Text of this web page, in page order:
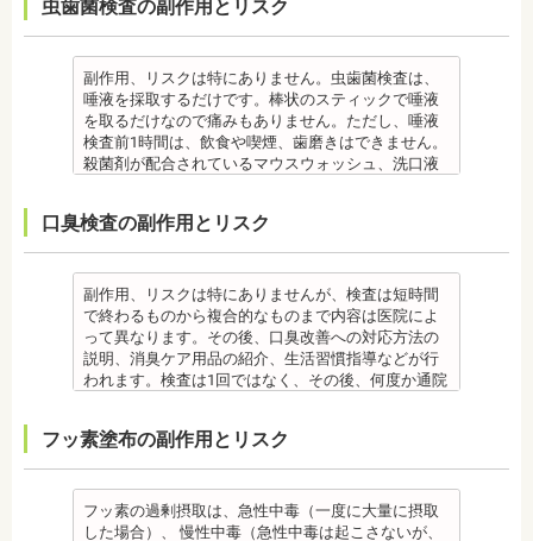
了まで治療できません。）
・虫歯や歯周炎が発生すると一旦、装置を取り外し
て歯科医院で治療をする場合もあります。
・患者様が、取り外しできる矯正装置や補助装置の
装着時間を守っていなかったり、定期的な来院がで
きなかったりした場合は、治療期間が延びる可能性
があります。
・特殊な噛み合わせ、骨の硬さ、歯のかたちの場合
癖が改善されない場合は、治療期間が延びることが
療」を終えて歯並びが改善されても、まだ歯が元の
位置に戻ろうとする傾向があるため、一定期間動か
した歯を正しい位置にとどめておく保定が必要で
す。歯の位置が安定するまでの保定期間には個人差
があるので、治療後も歯科医師の指示を守ってくだ
さい。
先生
日本大学歯学部口腔外科第２講座大学院卒業
歯学博士（口腔外科学）
を受診してください。
・個人差があり、かなりのストレスを受ける患者さ
んもいます。
・矯正中は、器具を装着するため、食べかすが詰ま
りやすく虫歯、歯周病を招きやすくなります。（矯
正器具をつけている箇所の虫歯治療は、基本的に矯
正終了まで治療できません。）
・虫歯や歯周炎が発生すると一旦、装置を取り外し
装着時間を守っていなかったり、定期的な来院がで
きなかった場合は、治療期間が延びる場合がありま
す。
・特殊な噛み合わせ、骨の硬さ、歯のかたちの場合
は、治療期間が長くなる場合があります。
・舌で歯を押す癖や、歯並びに悪影響をあたえる癖
が改善されない方は、治療期間が延びる場合があり
ます。
位置に戻ろうとする傾向があるため、一定期間動か
療後も歯科医師の指示を守ってください。
・矯正終了後に矯正箇所が元に戻る場合もありま
合、虫歯や歯周病の発生など、治療計画よりも治療
期間が長くなる場合があります。
・矯正治療では、歯肉が下がる場合（歯肉退縮）が
あります。特に切歯（せっし：上下前歯各4本）、歯
の凸凹が大きい患者様の場合、発症する事がありま
す。
・個人差により治療期間が数年かかることがありま
す。
なることもあります。
・装置が壊れることがあります。その際は歯科医院
を受診してください。
・個人差があり、かなりのストレスを受ける患者様
もいます。
・矯正中は、器具を装着するため、食べかすが詰ま
りやすく虫歯、歯周病を招きやすくなります。（矯
正器具をつけている箇所の虫歯治療は、基本的に矯
て歯科医院で治療をする場合もあります。
・患者様が、取り外しできる矯正装置や補助装置の
装着時間を守っていなかったり、定期的な来院がで
きなかった場合は、治療期間が延びる場合がありま
す。
きません。
単に取り除くことができますが、沈着したまま時間
が経過すると歯石になって歯周病を進行させてしま
います。歯科での歯石除去は、専門の機器を使用
し、歯石を取り除くことができます。
歯石を取り除けば、歯周病の治療となり歯のぐらつ
き、歯茎の出血、口臭などが改善できます。
【プロフィール】
勤務
きれない場合があります。
また、エアフローは外来性の着色は落としますが、
本来の歯の色自体は白くできません。歯自体を白く
したい場合にはホワイトニングが有効です。 着色汚
れはエアフロー後に再付着することもあります。継
続的効果を得るには、定期的な施術が必要です。
エアフローは、着色を落とす審美目的として行われ
るため、健康保険の適用外となり自由診療となりま
フローを受けられない人もいます。
ウダー粒子をジェット噴射で歯に吹き付け、歯にこ
びりついた汚れを落とすことができます。
歯科で主に歯の着色やタバコのヤニ除去の用途とし
て使われていますが、歯周ポケット内の歯周病の細
菌除去にも効果があります。
監修医情報 菊地由利佳先生
日本歯科大学新潟生命歯学部卒業
虫歯菌検査の副作用とリスク
副作用、リスクは特にありません。虫歯菌検査は、
唾液を採取するだけです。棒状のスティックで唾液
を取るだけなので痛みもありません。ただし、唾液
検査前1時間は、飲食や喫煙、歯磨きはできません。
殺菌剤が配合されているマウスウォッシュ、洗口液
また検査1ヶ月以内に抗生物質を使用している場合も
正確な結果が出ないことがあるので時期を延ばす場
合もあります。健康保険の適用外となり自由診療と
なります。
備考
ご自身の唾液の量、性質、虫歯の原因菌の量を知
り、虫歯予防とセルフケア強化を目的とした検査で
す。
・酸性度（酸性になる程歯が溶けやすい）
同時に確認します。
監修医情報 菊地由利佳先生
口臭検査の副作用とリスク
副作用、リスクは特にありませんが、検査は短時間
で終わるものから複合的なものまで内容は医院によ
って異なります。その後、口臭改善への対応方法の
説明、消臭ケア用品の紹介、生活習慣指導などが行
われます。検査は1回ではなく、その後、何度か通院
備考
口臭は、体調や病気と関わりがあることも多く、口
臭で悩んでいる場合はその関連性も合わせて検査が
必要です。また、よく食べる食べ物、ブラッシング
不足、喫煙や飲酒などが影響する場合もあるので、
フッ素塗布の副作用とリスク
フッ素の過剰摂取は、急性中毒（一度に大量に摂取
した場合）、 慢性中毒（急性中毒は起こさないが、